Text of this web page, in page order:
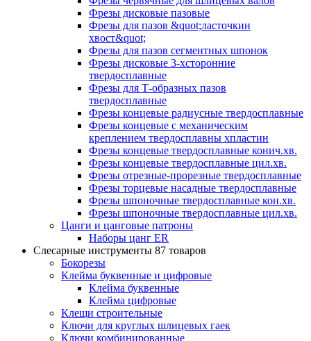
Фрезы дисковые пазовые
Фрезы для пазов &quot;ласточкин
хвост&quot;
Фрезы для пазов сегментных шпонок
Фрезы дисковые 3-хсторонние
твердосплавные
Фрезы для Т-образных пазов
твердосплавные
Фрезы концевые радиусные твердосплавные
Фрезы концевые с механическим
креплением твердосплавны хпластин
Фрезы концевые твердосплавные конич.хв.
Фрезы концевые твердосплавные цил.хв.
Фрезы отрезные-прорезные твердосплавные
Фрезы торцевые насадные твердосплавные
Фрезы шпоночные твердосплавные кон.хв.
Фрезы шпоночные твердосплавные цил.хв.
Цанги и цанговые патроны
Наборы цанг ER
Слесарные инструменты 87 товаров
Бокорезы
Клейма буквенные и цифровые
Клейма буквенные
Клейма цифровые
Клещи строительные
Ключи для круглых шлицевых гаек
Ключи комбинированные